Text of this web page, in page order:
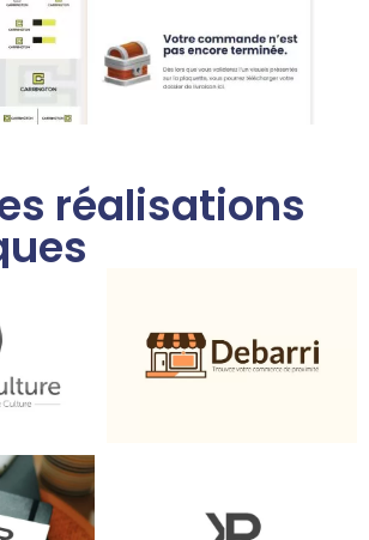
réalisations